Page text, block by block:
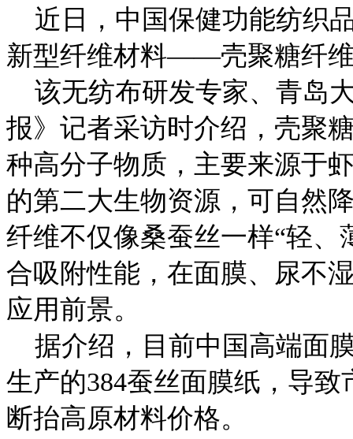
近日，中国保健功能纺织
新型纤维材料——壳聚糖纤
该无纺布研发专家、青岛
报》记者采访时介绍，壳聚
种高分子物质，主要来源于
的第二大生物资源，可自然
纤维不仅像桑蚕丝一样“轻
合吸附性能，在面膜、尿不
应用前景。
据介绍，目前中国高端面
生产的384蚕丝面膜纸，导
断抬高原材料价格。